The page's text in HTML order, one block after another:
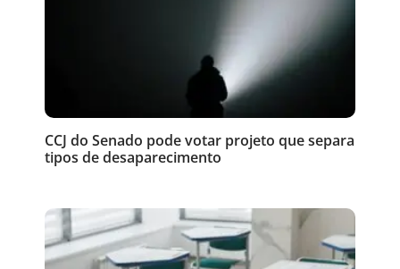
CCJ do Senado pode votar projeto que separa
tipos de desaparecimento